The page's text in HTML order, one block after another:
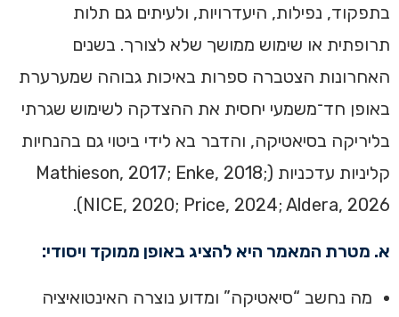
בתפקוד, נפילות, היעדרויות, ולעיתים גם תלות
תרופתית או שימוש ממושך שלא לצורך. בשנים
האחרונות הצטברה ספרות באיכות גבוהה שמערערת
באופן חד־משמעי יחסית את ההצדקה לשימוש שגרתי
בליריקה בסיאטיקה, והדבר בא לידי ביטוי גם בהנחיות
קליניות עדכניות (Mathieson, 2017; Enke, 2018;
NICE, 2020; Price, 2024; Aldera, 2026).
א. מטרת המאמר היא להציג באופן ממוקד ויסודי:
מה נחשב “סיאטיקה” ומדוע נוצרה האינטואיציה